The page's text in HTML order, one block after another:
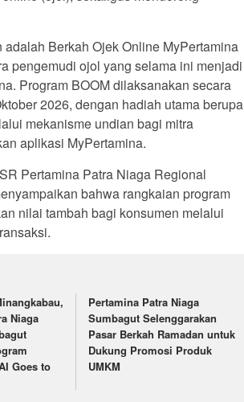
Berkah Ojek Online MyPertamina
pengemudi ojol yang selama ini menjadi
Program BOOM dilaksanakan secara
2026, dengan hadiah utama berupa
mekanisme undian bagi mitra
aplikasi MyPertamina.
Pertamina Patra Niaga Regional
bahwa rangkaian program
nilai tambah bagi konsumen melalui
Niaga
Goes to
Pertamina Patra Niaga
Sumbagut Selenggarakan
Pasar Berkah Ramadan untuk
Dukung Promosi Produk
UMKM